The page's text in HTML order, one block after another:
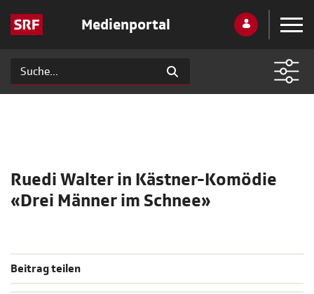
Medienportal
Ruedi Walter in Kästner-Komödie
«Drei Männer im Schnee»
Beitrag teilen